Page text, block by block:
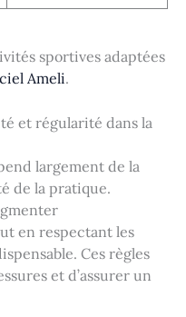
sportives adaptées
Ameli.
et régularité dans la
largement de la
de la pratique.
en respectant les
Ces règles
et d’assurer un